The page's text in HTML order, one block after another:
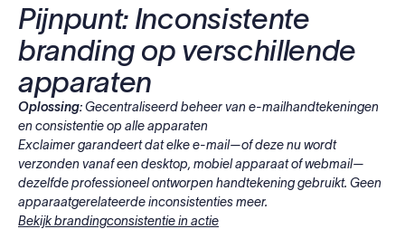
Pijnpunt: Inconsistente
branding op verschillende
apparaten
Oplossing:Gecentraliseerd beheer van e-mailhandtekeningen
en consistentie op alle apparaten
Exclaimer garandeert dat elke e-mail—of deze nu wordt
verzonden vanaf een desktop, mobiel apparaat of webmail—
dezelfde professioneel ontworpen handtekening gebruikt. Geen
apparaatgerelateerde inconsistenties meer.
Bekijk brandingconsistentie in actie